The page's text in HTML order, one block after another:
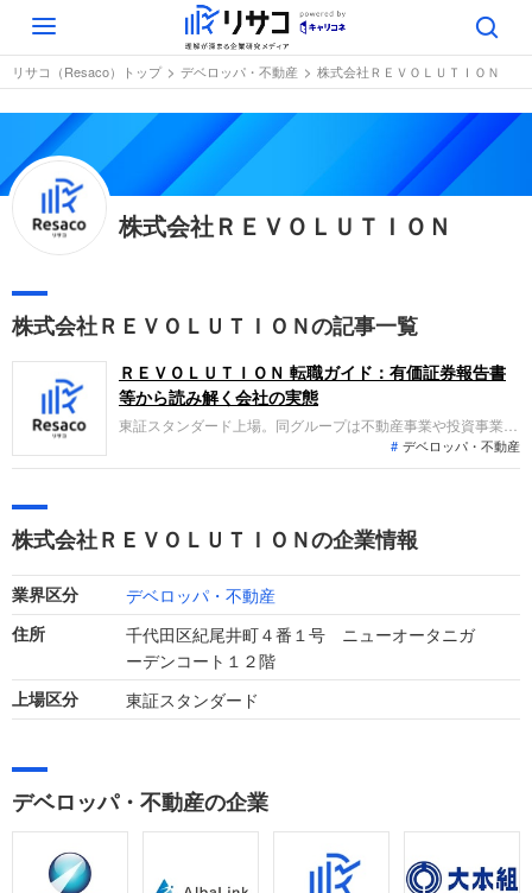
Toggle
navigation
リサコ（Resaco）トップ デベロッパ・不動産 株式会社ＲＥＶＯＬＵＴＩＯＮ
株式会社ＲＥＶＯＬＵＴＩＯＮ
株式会社ＲＥＶＯＬＵＴＩＯＮの記事一覧
ＲＥＶＯＬＵＴＩＯＮ 転職ガイド：有価証券報告書
等から読み解く会社の実態
東証スタンダード上場。同グループは不動産事業や投資事業に
加え、新たにクラウドファンディング事業を展開しています。
2025年10月期は連結子会社の増加により売上高が前期比約6.2
デベロッパ・不動産
株式会社ＲＥＶＯＬＵＴＩＯＮの企業情報
業界区分 デベロッパ・不動産
住所
千代田区紀尾井町４番１号 ニューオータニガ
ーデンコート１２階
上場区分 東証スタンダード
デベロッパ・不動産の企業